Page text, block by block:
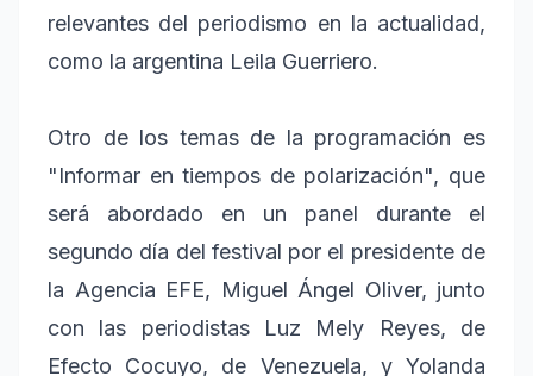
relevantes del periodismo en la actualidad,
como la argentina Leila Guerriero.
Otro de los temas de la programación es
"Informar en tiempos de polarización", que
será abordado en un panel durante el
segundo día del festival por el presidente de
la Agencia EFE, Miguel Ángel Oliver, junto
con las periodistas Luz Mely Reyes, de
Efecto Cocuyo, de Venezuela, y Yolanda